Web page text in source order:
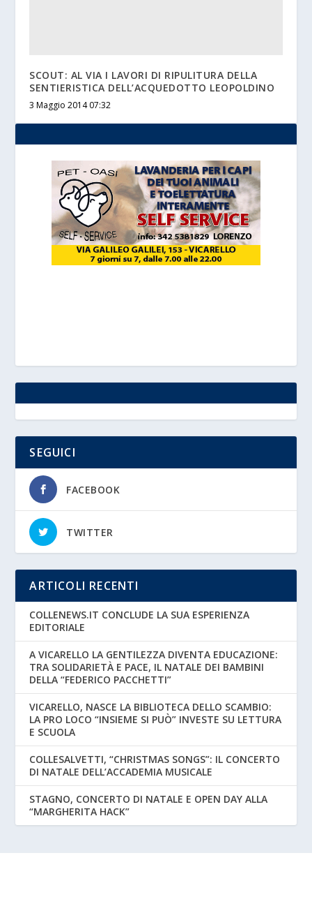
SCOUT: AL VIA I LAVORI DI RIPULITURA DELLA
SENTIERISTICA DELL’ACQUEDOTTO LEOPOLDINO
3 Maggio 2014 07:32
SEGUICI
FACEBOOK
TWITTER
ARTICOLI RECENTI
COLLENEWS.IT CONCLUDE LA SUA ESPERIENZA
EDITORIALE
A VICARELLO LA GENTILEZZA DIVENTA EDUCAZIONE:
TRA SOLIDARIETÀ E PACE, IL NATALE DEI BAMBINI
DELLA “FEDERICO PACCHETTI”
VICARELLO, NASCE LA BIBLIOTECA DELLO SCAMBIO:
LA PRO LOCO “INSIEME SI PUÒ” INVESTE SU LETTURA
E SCUOLA
COLLESALVETTI, “CHRISTMAS SONGS”: IL CONCERTO
DI NATALE DELL’ACCADEMIA MUSICALE
STAGNO, CONCERTO DI NATALE E OPEN DAY ALLA
“MARGHERITA HACK”